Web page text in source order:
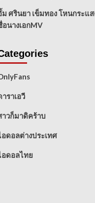
ม ศรินยา เข็มทอง โหนกระแ
อนางเอกMV
าราเอวี
าวก็มาดิคร้าบ
อดอลต่างประเทศ
อดอลไทย